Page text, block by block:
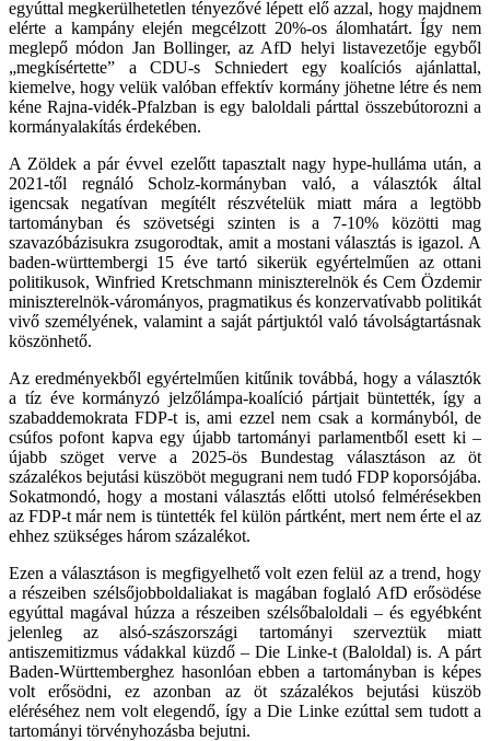
egyúttal megkerülhetetlen tényezővé lépett elő azzal, hogy majdnem
elérte a kampány elején megcélzott 20%-os álomhatárt. Így nem
meglepő módon Jan Bollinger, az AfD helyi listavezetője egyből
„megkísértette” a CDU-s Schniedert egy koalíciós ajánlattal,
kiemelve, hogy velük valóban effektív kormány jöhetne létre és nem
kéne Rajna-vidék-Pfalzban is egy baloldali párttal összebútorozni a
kormányalakítás érdekében.
A Zöldek a pár évvel ezelőtt tapasztalt nagy hype-hulláma után, a
2021-től regnáló Scholz-kormányban való, a választók által
igencsak negatívan megítélt részvételük miatt mára a legtöbb
tartományban és szövetségi szinten is a 7-10% közötti mag
szavazóbázisukra zsugorodtak, amit a mostani választás is igazol. A
baden-württembergi 15 éve tartó sikerük egyértelműen az ottani
politikusok, Winfried Kretschmann miniszterelnök és Cem Özdemir
miniszterelnök-várományos, pragmatikus és konzervatívabb politikát
vivő személyének, valamint a saját pártjuktól való távolságtartásnak
köszönhető.
Az eredményekből egyértelműen kitűnik továbbá, hogy a választók
a tíz éve kormányzó jelzőlámpa-koalíció pártjait büntették, így a
szabaddemokrata FDP-t is, ami ezzel nem csak a kormányból, de
csúfos pofont kapva egy újabb tartományi parlamentből esett ki –
újabb szöget verve a 2025-ös Bundestag választáson az öt
százalékos bejutási küszöböt megugrani nem tudó FDP koporsójába.
Sokatmondó, hogy a mostani választás előtti utolsó felmérésekben
az FDP-t már nem is tüntették fel külön pártként, mert nem érte el az
ehhez szükséges három százalékot.
Ezen a választáson is megfigyelhető volt ezen felül az a trend, hogy
a részeiben szélsőjobboldaliakat is magában foglaló AfD erősödése
egyúttal magával húzza a részeiben szélsőbaloldali – és egyébként
jelenleg az alsó-szászországi tartományi szerveztük miatt
antiszemitizmus vádakkal küzdő – Die Linke-t (Baloldal) is. A párt
Baden-Württemberghez hasonlóan ebben a tartományban is képes
volt erősödni, ez azonban az öt százalékos bejutási küszöb
eléréséhez nem volt elegendő, így a Die Linke ezúttal sem tudott a
tartományi törvényhozásba bejutni.